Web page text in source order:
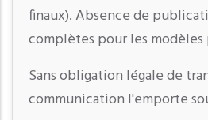
finaux). Absence de
complètes pour les
Sans obligation légale de
communication l'emporte